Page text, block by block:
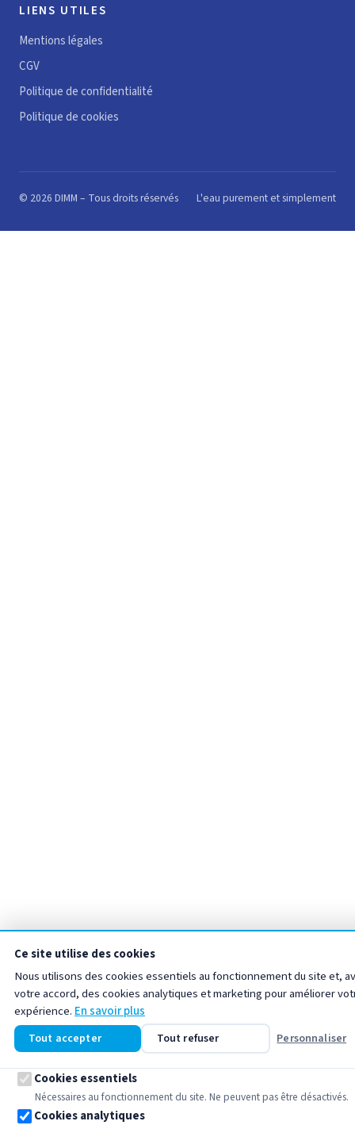
LIENS UTILES
Mentions légales
CGV
Politique de confidentialité
Politique de cookies
© 2026 DIMM – Tous droits réservés L'eau purement et simplement
Ce site utilise des cookies
Nous utilisons des cookies essentiels au fonctionnement du site et,
votre accord, des cookies analytiques et marketing pour améliorer
expérience. En savoir plus
Tout accepter Tout refuser Personnaliser
Cookies essentiels
Nécessaires au fonctionnement du site. Ne peuvent pas être désactivés.
Cookies analytiques